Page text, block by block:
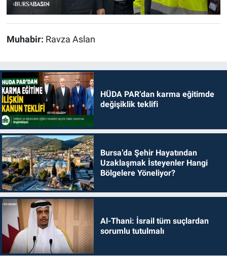
Muhabir: Ravza Aslan
HÜDA PAR’dan karma eğitimde
değişiklik teklifi
Bursa’da Şehir Hayatından
Uzaklaşmak İsteyenler Hangi
Bölgelere Yöneliyor?
Al-Thani: İsrail tüm suçlardan
sorumlu tutulmalı